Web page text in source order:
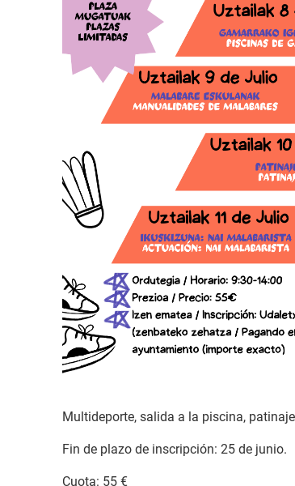
Multideporte, salida a la piscina,
Fin de plazo de inscripción: 25 de junio.
Cuota: 55 €